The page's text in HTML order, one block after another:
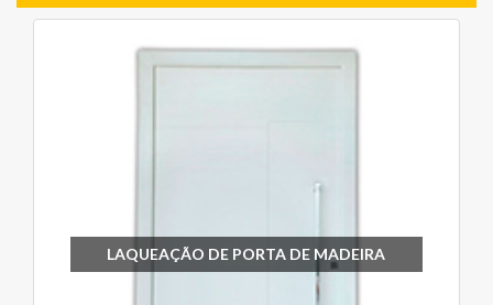
LAQUEAÇÃO DE PORTA DE MADEIRA